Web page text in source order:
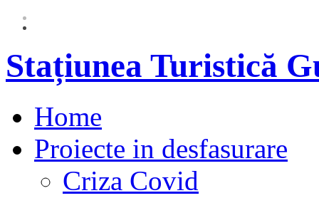
Stațiunea Turistică
Home
Proiecte in desfasurare
Criza Covid